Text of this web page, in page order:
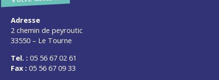
Adresse
2 chemin de peyroutic
33550 – Le Tourne
Tel. : 05 56 67 02 61
Fax : 05 56 67 09 33